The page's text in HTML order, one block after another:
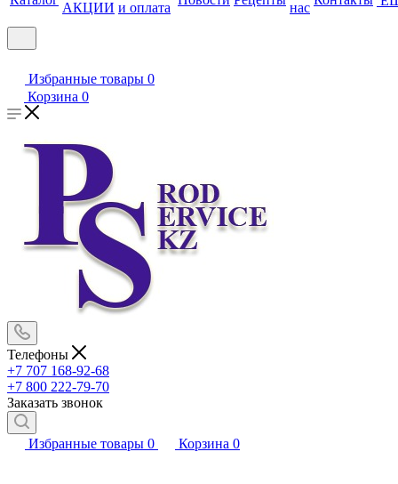
АКЦИИ и оплата
нас
Избранные товары 0
Корзина 0
Телефоны
+7 707 168-92-68
+7 800 222-79-70
Заказать звонок
Избранные товары 0 Корзина 0